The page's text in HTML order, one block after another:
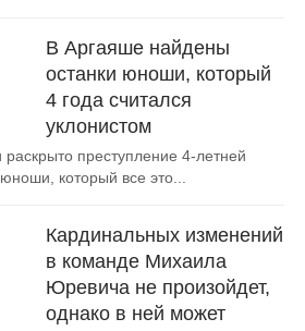
В Аргаяше найдены
останки юноши, который
4 года считался
уклонистом
преступление 4-летней
который все это...
Кардинальных изменений
в команде Михаила
Юревича не произойдет,
однако в ней может